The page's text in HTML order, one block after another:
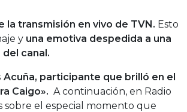
transmisión en vivo de TVN. Esto
y una emotiva despedida a una
canal.
Acuña, participante que brilló en el
Caigo». A continuación, en Radio
sobre el especial momento que